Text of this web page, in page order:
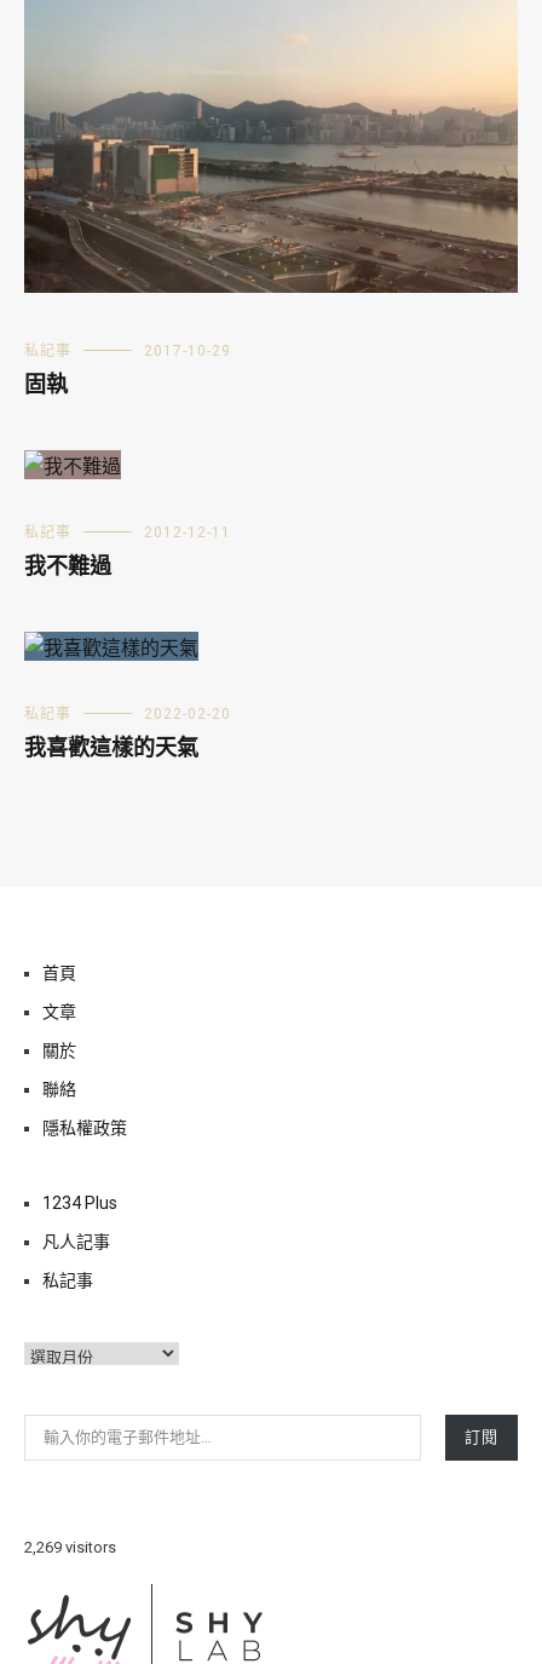
私記事 2017-10-29
固執
私記事 2012-12-11
我不難過
私記事 2022-02-20
我喜歡這樣的天氣
首頁
文章
關於
聯絡
隱私權政策
1234 Plus
凡人記事
私記事
彙
輸入你的電子郵件地址…
訂閱
2,269 visitors